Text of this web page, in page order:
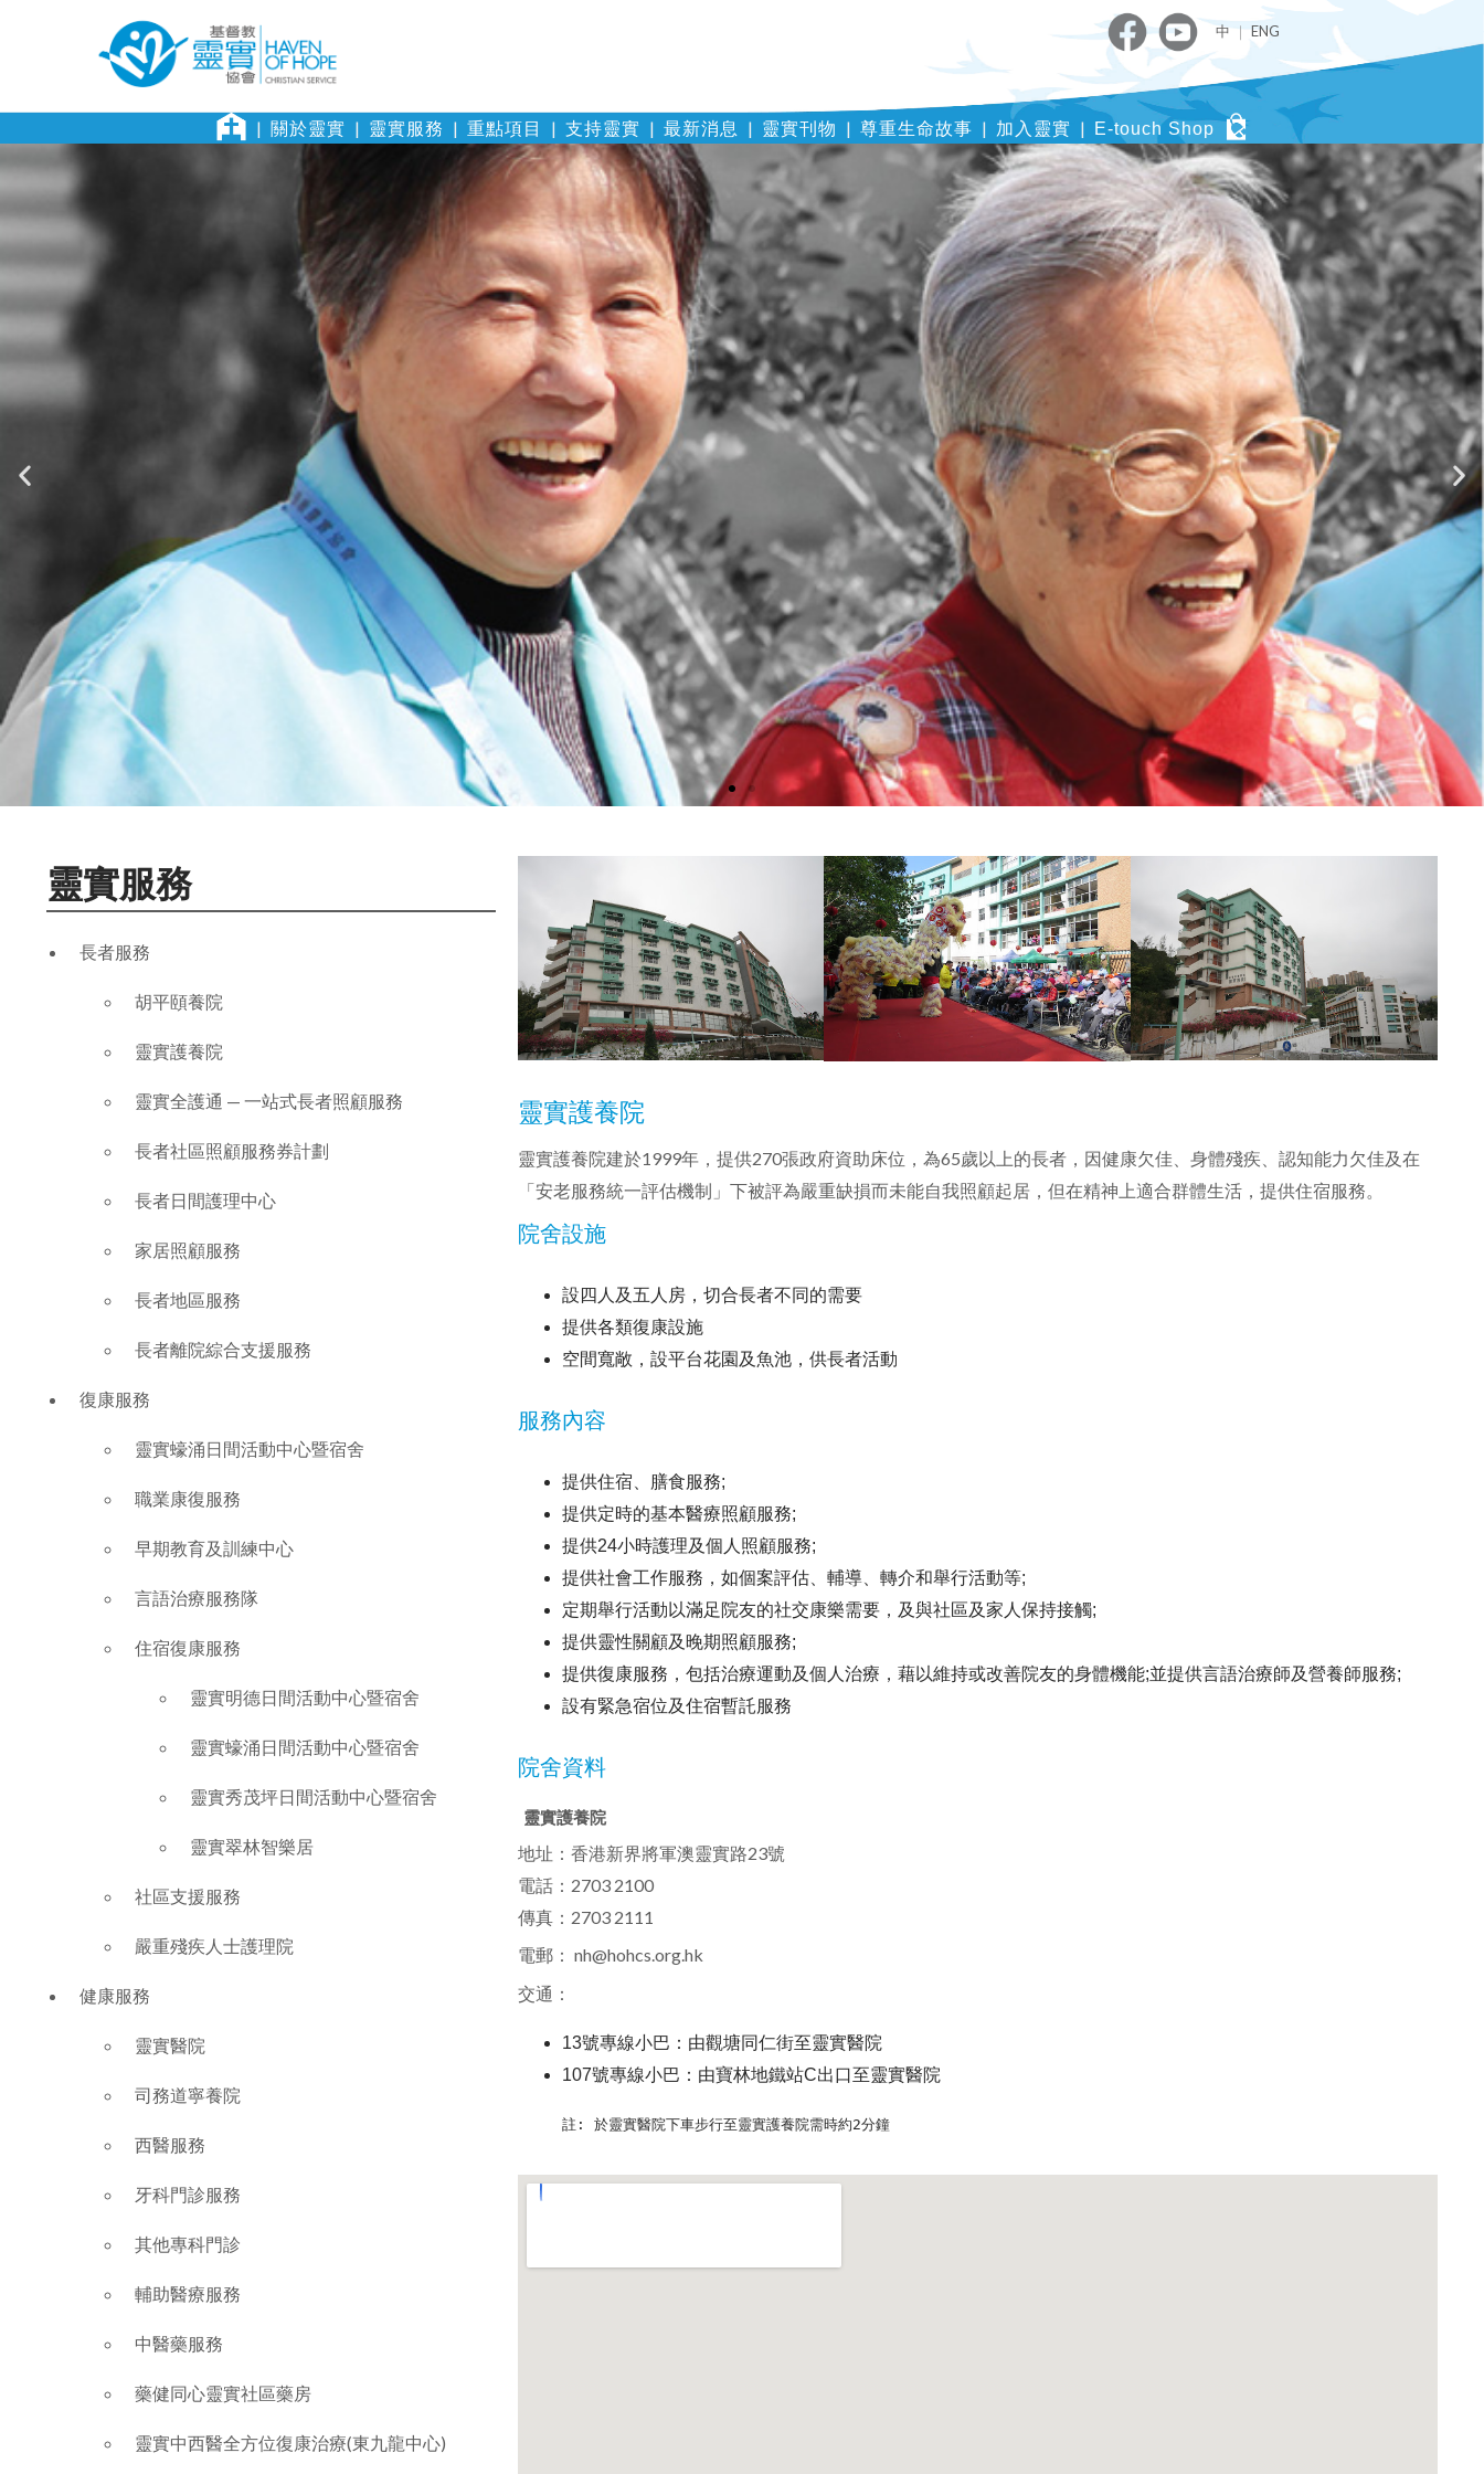
中｜ENG
關於靈實 靈實服務 重點項目 支持靈實 最新消息 靈實刊物 尊重生命故事 加入靈實 E-touch Shop
靈實服務
長者服務
胡平頤養院
靈實護養院
靈實全護通 — 一站式長者照顧服務
長者社區照顧服務券計劃
長者日間護理中心
家居照顧服務
長者地區服務
長者離院綜合支援服務
復康服務
靈實蠔涌日間活動中心暨宿舍
職業康復服務
早期教育及訓練中心
言語治療服務隊
住宿復康服務
靈實明德日間活動中心暨宿舍
靈實蠔涌日間活動中心暨宿舍
靈實秀茂坪日間活動中心暨宿舍
靈實翠林智樂居
社區支援服務
嚴重殘疾人士護理院
健康服務
靈實醫院
司務道寧養院
西醫服務
牙科門診服務
其他專科門診
輔助醫療服務
中醫藥服務
藥健同心靈實社區藥房
靈實中西醫全方位復康治療(東九龍中心)
靈實護養院
靈實護養院建於1999年，提供270張政府資助床位，為65歲以上的長者，因健康欠佳、身體殘疾、認知能力欠佳及在
「安老服務統一評估機制」下被評為嚴重缺損而未能自我照顧起居，但在精神上適合群體生活，提供住宿服務。
院舍設施
設四人及五人房，切合長者不同的需要
提供各類復康設施
空間寬敞，設平台花園及魚池，供長者活動
服務內容
提供住宿、膳食服務;
提供定時的基本醫療照顧服務;
提供24小時護理及個人照顧服務;
提供社會工作服務，如個案評估、輔導、轉介和舉行活動等;
定期舉行活動以滿足院友的社交康樂需要，及與社區及家人保持接觸;
提供靈性關顧及晚期照顧服務;
提供復康服務，包括治療運動及個人治療，藉以維持或改善院友的身體機能;並提供言語治療師及營養師服務;
設有緊急宿位及住宿暫託服務
院舍資料
靈實護養院
地址：香港新界將軍澳靈實路23號
電話：2703 2100
傳真：2703 2111
電郵： nh@hohcs.org.hk
交通：
13號專線小巴：由觀塘同仁街至靈實醫院
107號專線小巴：由寶林地鐵站C出口至靈實醫院
註: 於靈實醫院下車步行至靈實護養院需時約2分鐘